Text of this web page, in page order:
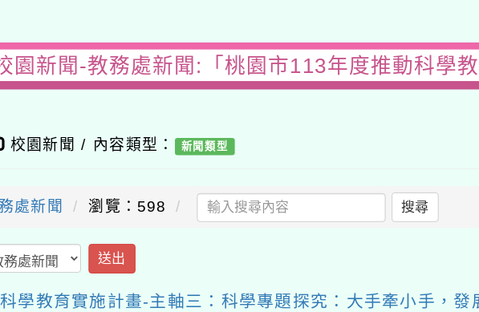
園新聞-教務處新聞:「桃園市113年度推動科學
校園新聞 / 內容類型： 新聞類型
處新聞 瀏覽：598 搜尋
送出
學教育實施計畫-主軸三：科學專題探究：大手牽小手，發